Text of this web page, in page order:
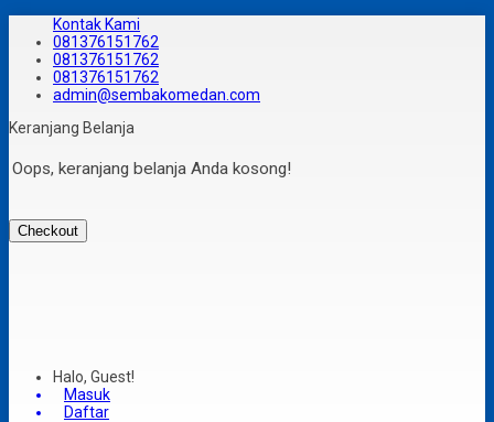
Kontak Kami
081376151762
081376151762
081376151762
admin@sembakomedan.com
Keranjang Belanja
Oops, keranjang belanja Anda kosong!
Checkout
Halo, Guest!
Masuk
Daftar